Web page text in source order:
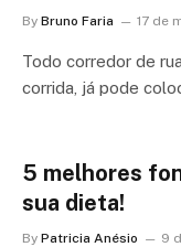
By Bruno Faria 17 de
Todo corredor de
corrida, já pode
5 melhores
sua dieta!
By Patricia Anésio 9